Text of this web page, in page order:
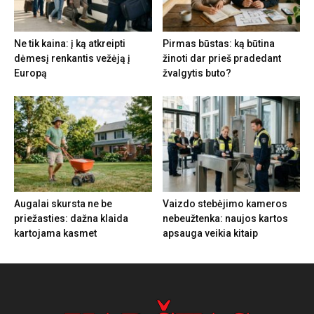
Ne tik kaina: į ką atkreipti
dėmesį renkantis vežėją į
Europą
Pirmas būstas: ką būtina
žinoti dar prieš pradedant
žvalgytis buto?
Augalai skursta ne be
priežasties: dažna klaida
kartojama kasmet
Vaizdo stebėjimo kameros
nebeužtenka: naujos kartos
apsauga veikia kitaip